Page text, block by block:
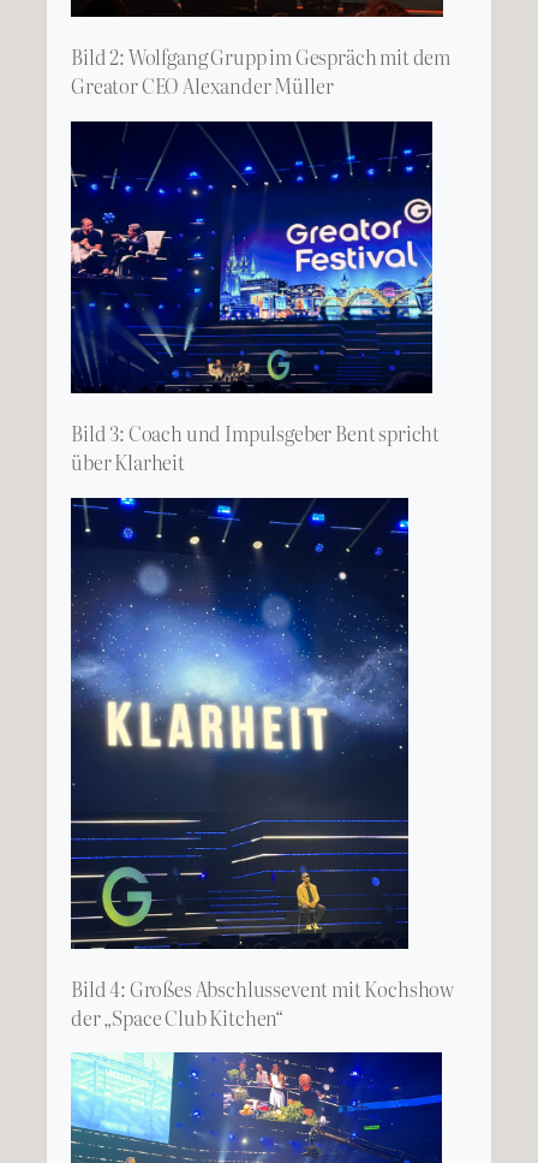
Bild 2: Wolfgang Grupp im Gespräch mit dem
Greator CEO Alexander Müller
Bild 3: Coach und Impulsgeber Bent spricht
über Klarheit
Bild 4: Großes Abschlussevent mit Kochshow
der „Space Club Kitchen“